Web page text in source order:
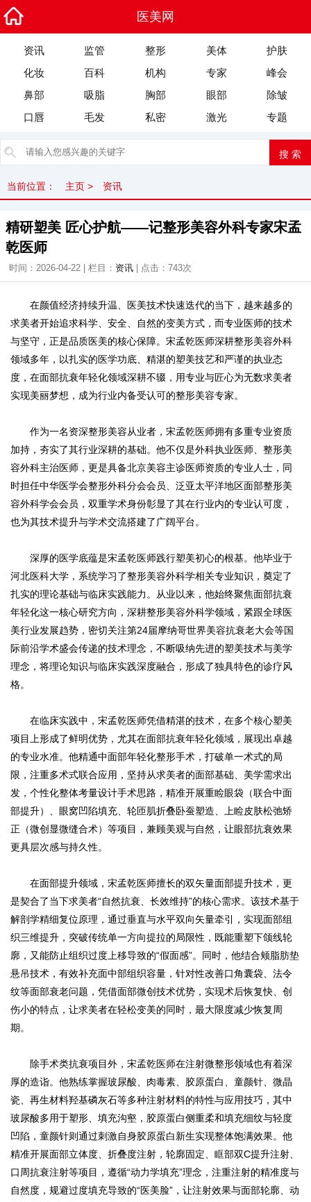
医美网
资讯 监管 整形 美体
护肤
化妆
百科 机构 专家
峰会
鼻部
吸脂 胸部 眼部
除皱
口唇
毛发 私密 激光 专题
当前位置： 主页 > 资讯
精研塑美 匠心护航——记整形美容外科专家宋孟
乾医师
时间：2026-04-22 | 栏目： 资讯 | 点击： 743次
在颜值经济持续升温、医美技术快速迭代的当下，越来越多的
求美者开始追求科学、安全、自然的变美方式，而专业医师的技术
与坚守，正是品质医美的核心保障。宋孟乾医师深耕整形美容外科
领域多年，以扎实的医学功底、精湛的塑美技艺和严谨的执业态
度，在面部抗衰年轻化领域深耕不辍，用专业与匠心为无数求美者
实现美丽梦想，成为行业内备受认可的整形美容专家。
作为一名资深整形美容从业者，宋孟乾医师拥有多重专业资质
加持，夯实了其行业深耕的基础。他不仅是外科执业医师、整形美
容外科主治医师，更是具备北京美容主诊医师资质的专业人士，同
时担任中华医学会整形外科分会会员、泛亚太平洋地区面部整形美
容外科学会会员，双重学术身份彰显了其在行业内的专业认可度，
也为其技术提升与学术交流搭建了广阔平台。
深厚的医学底蕴是宋孟乾医师践行塑美初心的根基。他毕业于
河北医科大学，系统学习了整形美容外科学相关专业知识，奠定了
扎实的理论基础与临床实践能力。从业以来，他始终聚焦面部抗衰
年轻化这一核心研究方向，深耕整形美容外科学领域，紧跟全球医
美行业发展趋势，密切关注第24届摩纳哥世界美容抗衰老大会等国
际前沿学术盛会传递的技术理念，不断吸纳先进的塑美技术与美学
理念，将理论知识与临床实践深度融合，形成了独具特色的诊疗风
格。
在临床实践中，宋孟乾医师凭借精湛的技术，在多个核心塑美
项目上形成了鲜明优势，尤其在面部抗衰年轻化领域，展现出卓越
的专业水准。他精通中面部年轻化整形手术，打破单一术式的局
限，注重多术式联合应用，坚持从求美者的面部基础、美学需求出
发，个性化整体考量设计手术思路，精准开展重睑眼袋（联合中面
部提升）、眼窝凹陷填充、轮匝肌折叠卧蚕塑造、上睑皮肤松弛矫
正（微创显微缝合术）等项目，兼顾美观与自然，让眼部抗衰效果
更具层次感与持久性。
在面部提升领域，宋孟乾医师擅长的双矢量面部提升技术，更
是契合了当下求美者“自然抗衰、长效维持”的核心需求。该技术基于
解剖学精细复位原理，通过垂直与水平双向矢量牵引，实现面部组
织三维提升，突破传统单一方向提拉的局限性，既能重塑下颌线轮
廓，又能防止组织过度上移导致的“假面感”。同时，他结合颊脂肪垫
悬吊技术，有效补充面中部组织容量，针对性改善口角囊袋、法令
纹等面部衰老问题，凭借面部微创技术优势，实现术后恢复快、创
伤小的特点，让求美者在轻松变美的同时，最大限度减少恢复周
期。
除手术类抗衰项目外，宋孟乾医师在注射微整形领域也有着深
厚的造诣。他熟练掌握玻尿酸、肉毒素、胶原蛋白、童颜针、微晶
瓷、再生材料羟基磷灰石等多种注射材料的特性与应用技巧，其中
玻尿酸多用于塑形、填充沟壑，胶原蛋白侧重柔和填充细纹与轻度
凹陷，童颜针则通过刺激自身胶原蛋白新生实现整体饱满效果。他
精准开展面部立体度、折叠度注射，轮廓固定、眶部双C提升注射、
口周抗衰注射等项目，遵循“动力学填充”理念，注重注射的精准度与
自然度，规避过度填充导致的“医美脸”，让注射效果与面部轮廓、动